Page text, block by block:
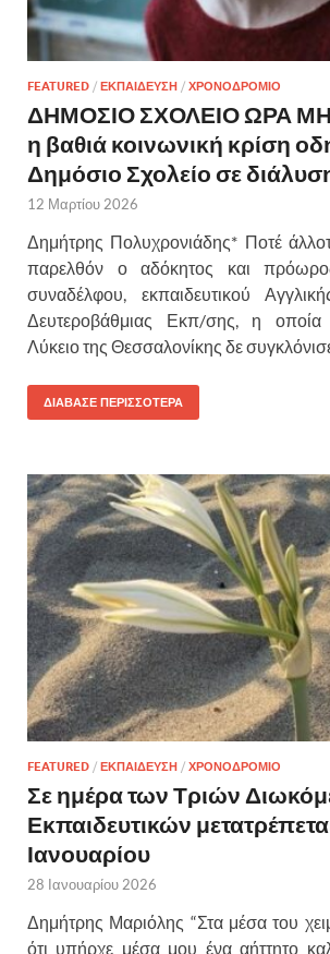
FEATURED / ΕΚΠΑΙΔΕΥΣΗ / ΧΡΟΝΟΔΡΟΜΙΟ
ΔΗΜΟΣΙΟ ΣΧΟΛΕΙΟ ΩΡΑ
η βαθιά κοινωνική κρίση
Δημόσιο Σχολείο σε
12 Μαρτίου 2026
Δημήτρης Πολυχρονιάδης* Ποτέ
παρελθόν ο αδόκητος και
συναδέλφου, εκπαιδευτικού
Δευτεροβάθμιας Εκπ/σης, η
Λύκειο της Θεσσαλονίκης δε συγκλόνισε
ΔΙΑΒΑΣΕ ΠΕΡΙΣΣΟΤΕΡΑ
FEATURED / ΕΚΠΑΙΔΕΥΣΗ / ΧΡΟΝΟΔΡΟΜΙΟ
Σε ημέρα των Τριών
Εκπαιδευτικών
Ιανουαρίου
28 Ιανουαρίου 2026
Δημήτρης Μαριόλης “Στα μέσα του
ότι υπήρχε μέσα μου ένα αήττητο